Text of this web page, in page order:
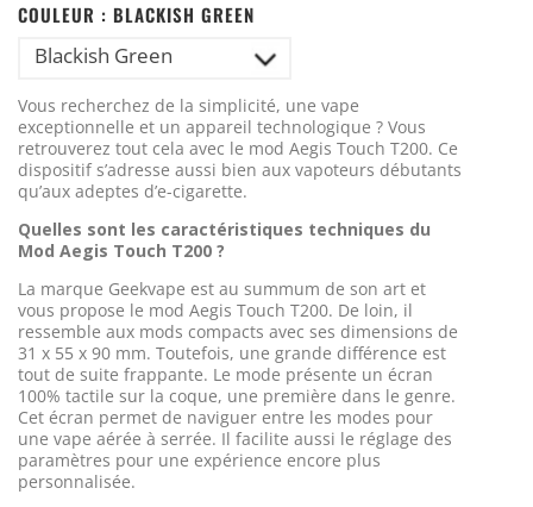
COULEUR : BLACKISH GREEN
Blackish Green
Vous recherchez de la simplicité, une vape
exceptionnelle et un appareil technologique ? Vous
retrouverez tout cela avec le mod Aegis Touch T200. Ce
dispositif s’adresse aussi bien aux vapoteurs débutants
qu’aux adeptes d’e-cigarette.
Quelles sont les caractéristiques techniques du
Mod Aegis Touch T200 ?
La marque Geekvape est au summum de son art et
vous propose le mod Aegis Touch T200. De loin, il
ressemble aux mods compacts avec ses dimensions de
31 x 55 x 90 mm. Toutefois, une grande différence est
tout de suite frappante. Le mode présente un écran
100% tactile sur la coque, une première dans le genre.
Cet écran permet de naviguer entre les modes pour
une vape aérée à serrée. Il facilite aussi le réglage des
paramètres pour une expérience encore plus
personnalisée.